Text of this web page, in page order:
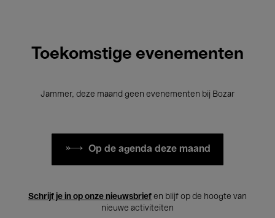
Toekomstige evenementen
Jammer, deze maand geen evenementen bij Bozar
Op de agenda deze maand
Schrijf je in op onze nieuwsbrief en blijf op de hoogte van
nieuwe activiteiten